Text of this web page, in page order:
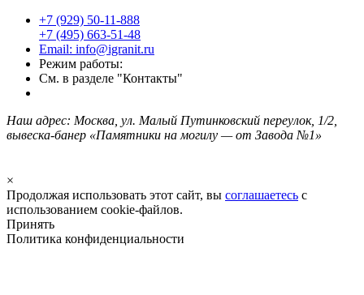
+7 (929) 50-11-888
+7 (495) 663-51-48
Email: info@igranit.ru
Режим работы:
См. в разделе "Контакты"
Наш адрес: Москва, ул. Малый Путинковский переулок, 1/2,
вывеска-банер «Памятники на могилу — от Завода №1»
×
Продолжая использовать этот сайт, вы соглашаетесь с
использованием cookie-файлов.
Принять
Политика конфиденциальности